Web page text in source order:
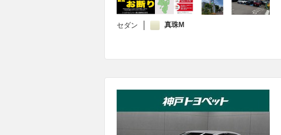
セダン 真珠M